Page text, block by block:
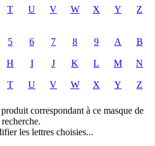
T U V W X Y
Z
5 6 7 8 9 A B
H I J K L M N
T U V W X Y Z
correspondant à ce masque de
recherche.
les lettres choisies...